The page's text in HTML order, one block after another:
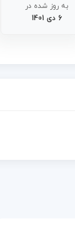
به روز شده در
6 دی 1401